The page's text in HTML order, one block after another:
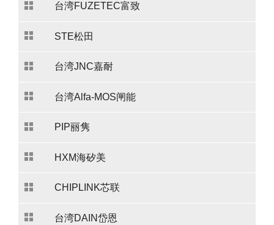
台湾FUZETEC富致
STE松田
台湾JNC嘉耐
台湾Alfa-MOS闸能
PIP丽隽
HXM海矽美
CHIPLINK芯联
台湾DAIN岱恩